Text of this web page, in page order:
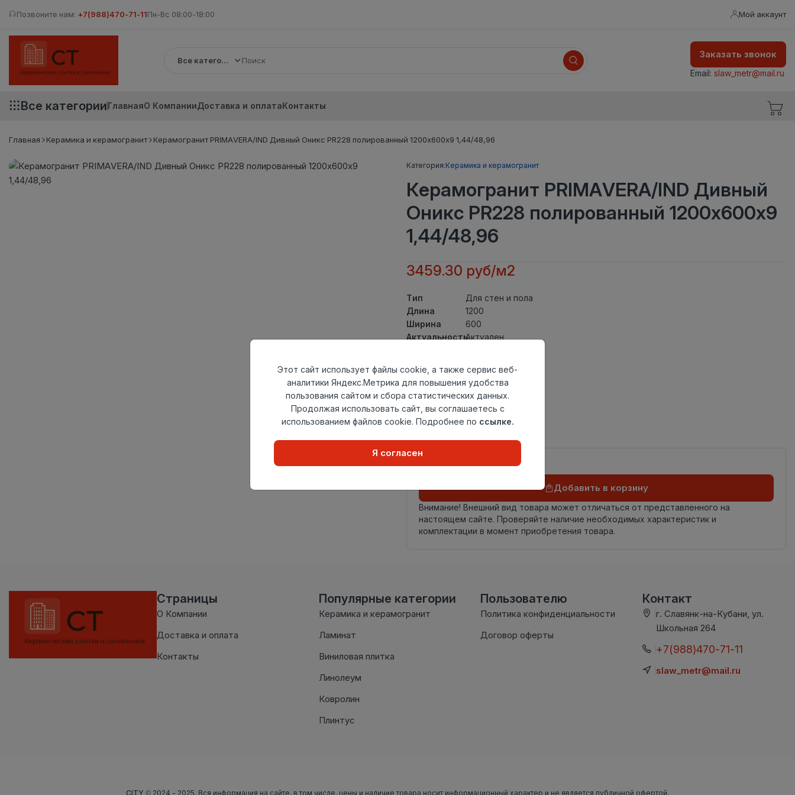
Позвоните нам: +7(988)470-71-11Пн-Вс 08:00-18:00 Мой аккаунт
Все категории
Заказать звонок
Email: slaw_metr@mail.ru
Все категорииГлавнаяО КомпанииДоставка и оплатаКонтакты
Главная Керамика и керамогранит Керамогранит PRIMAVERA/IND Дивный Оникс PR228 полированный 1200х600х9 1,44/48,96
Категория:Керамика и керамогранит
Керамогранит PRIMAVERA/IND Дивный
Оникс PR228 полированный 1200х600х9
1,44/48,96
3459.30 руб/м2
Тип
Для стен и пола
Длина
1200
Ширина
600
АктуальностьАктуален
Толщина
9
Поверхность полированный
Страна
происхождения
Индия
Номер
комплекта
Осталось34 шт
Добавить в корзину
Внимание! Внешний вид товара может отличаться от представленного на
настоящем сайте. Проверяйте наличие необходимых характеристик и
комплектации в момент приобретения товара.
Страницы
О Компании
Доставка и оплата
Контакты
Популярные категории
Керамика и керамогранит
Ламинат
Виниловая плитка
Линолеум
Ковролин
Плинтус
Пользователю
Политика конфиденциальности
Договор оферты
Контакт
г. Славянк-на-Кубани, ул.
Школьная 264
+7(988)470-71-11
slaw_metr@mail.ru
CITY © 2024 - 2025. Вся информация на сайте, в том числе, цены и наличие товара носит информационный характер и не является публичной офертой.
Этот сайт использует файлы cookie, а также сервис веб-
аналитики Яндекс.Метрика для повышения удобства
пользования сайтом и сбора статистических данных.
Продолжая использовать сайт, вы соглашаетесь с
использованием файлов cookie. Подробнее по ссылке.
Я согласен